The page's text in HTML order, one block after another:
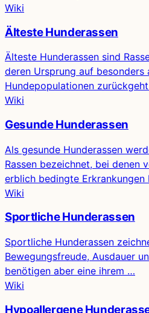
Wiki
Älteste Hunderassen
Älteste Hunderassen sind
deren Ursprung auf besonders
Hundepopulationen
Wiki
Gesunde Hunderassen
Als gesunde Hunderassen
Rassen bezeichnet, bei denen
erblich bedingte Erkrankungen
Wiki
Sportliche Hunderassen
Sportliche Hunderassen
Bewegungsfreude, Ausdauer
benötigen aber eine ihrem …
Wiki
Hypoallergene